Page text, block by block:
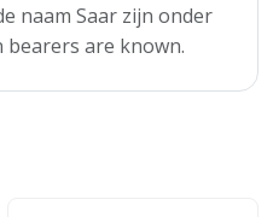
naam Saar zijn onder
bearers are known.